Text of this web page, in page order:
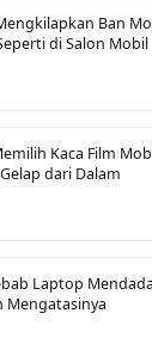
Ban
di Salon Mobil
Kaca Film
dari Dalam
Laptop
Mengatasinya